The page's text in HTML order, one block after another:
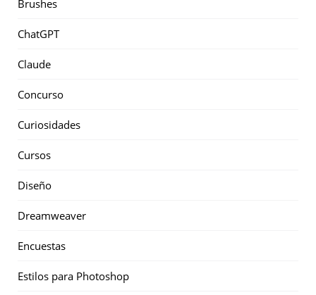
Brushes
ChatGPT
Claude
Concurso
Curiosidades
Cursos
Diseño
Dreamweaver
Encuestas
Estilos para Photoshop